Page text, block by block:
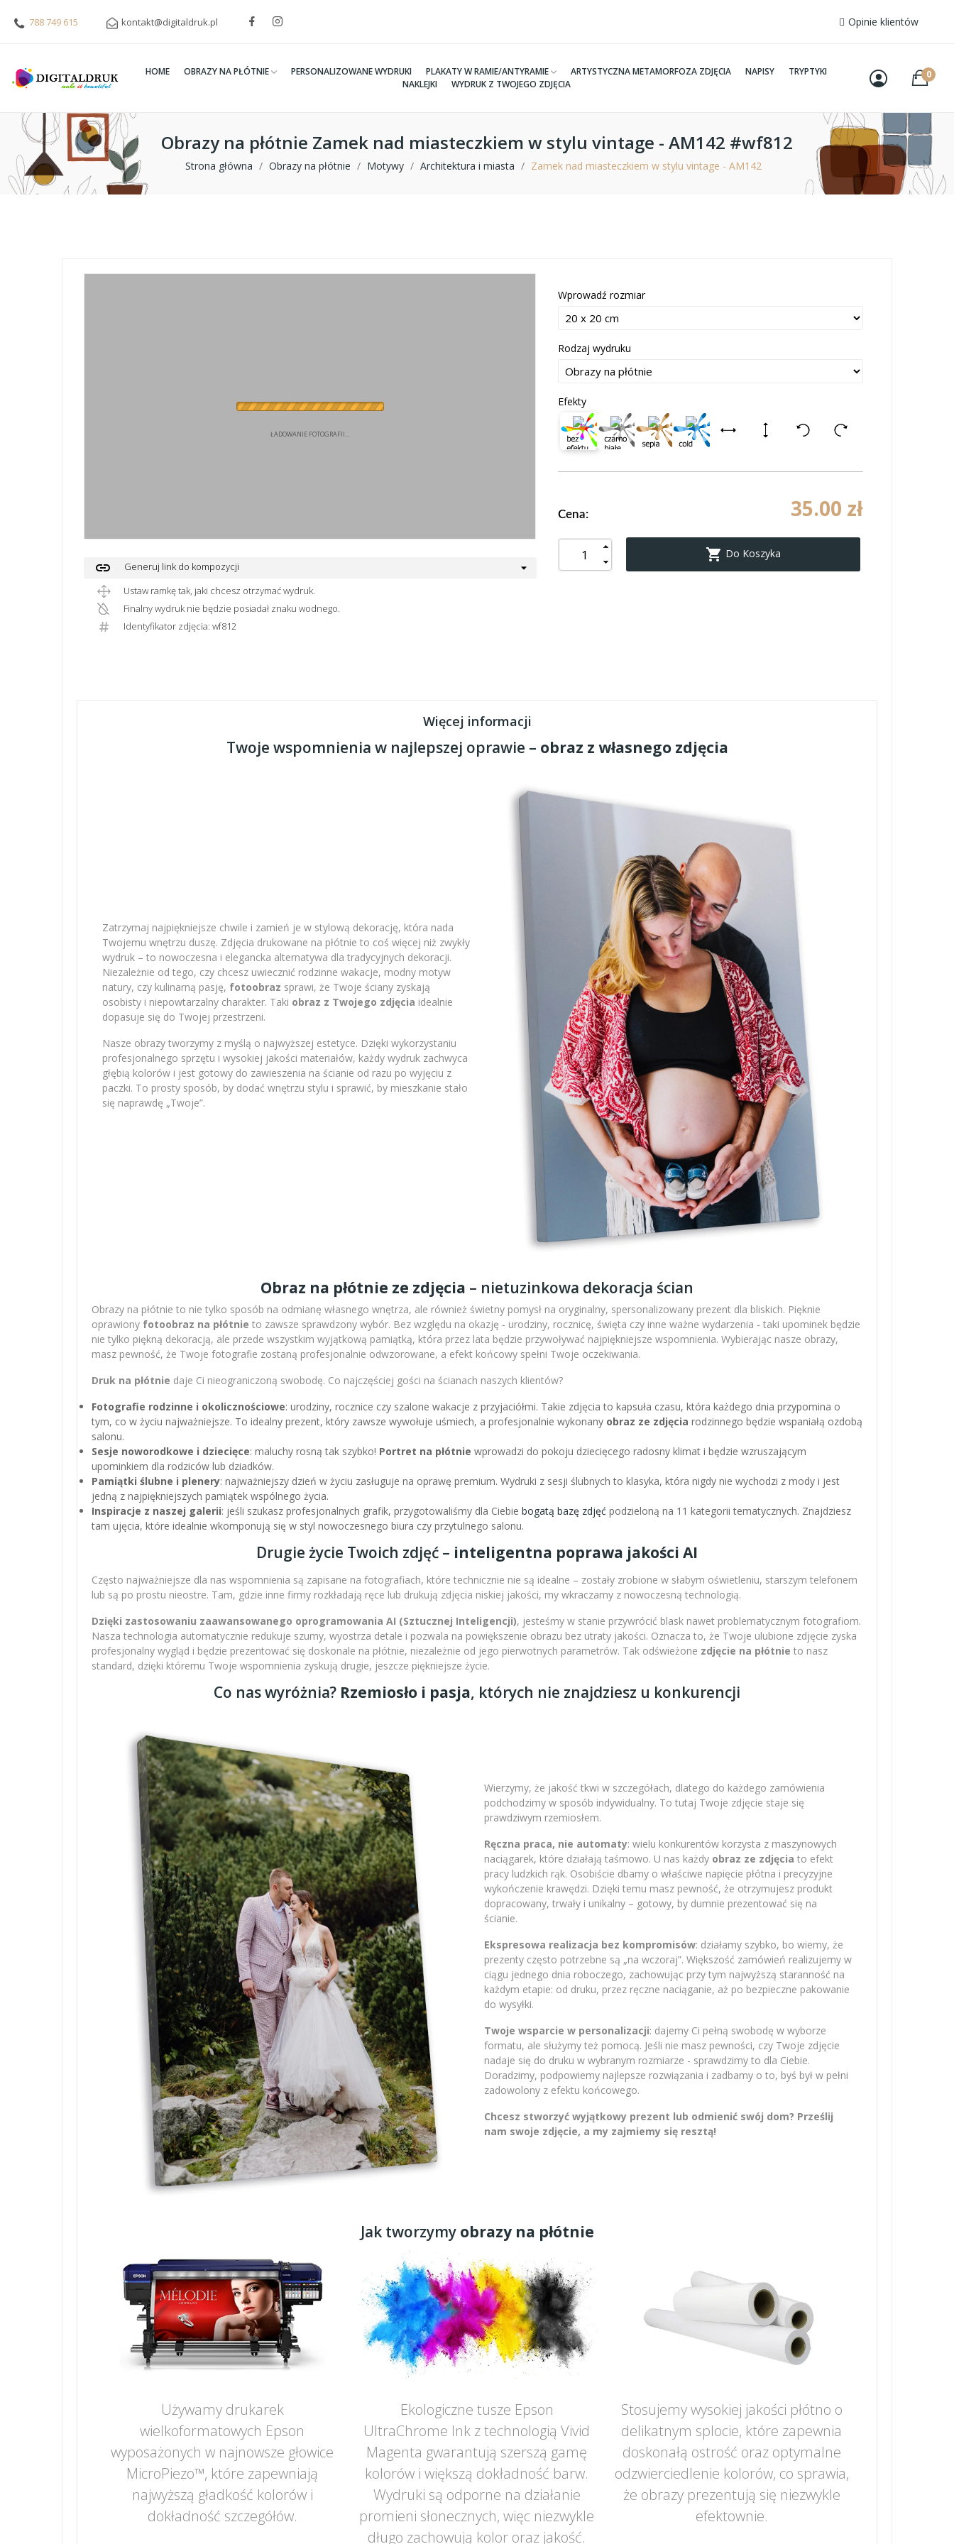
788 749 615 kontakt@digitaldruk.pl Opinie klientów
HOME OBRAZY NA PŁÓTNIE PERSONALIZOWANE WYDRUKI PLAKATY W RAMIE/ANTYRAMIE ARTYSTYCZNA METAMORFOZA ZDJĘCIA NAPISY
TRYPTYKI
NAKLEJKI
WYDRUK Z TWOJEGO ZDJĘCIA
0
Obrazy na płótnie Zamek nad miasteczkiem w stylu vintage - AM142 #wf812
Strona główna Obrazy na płótnie Motywy Architektura i miasta Zamek nad miasteczkiem w stylu vintage - AM142
ŁADOWANIE FOTOGRAFII...
link
Generuj link do kompozycji
Ustaw ramkę tak, jaki chcesz otrzymać wydruk.
Finalny wydruk nie będzie posiadał znaku wodnego.
Identyfikator zdjęcia: wf812
Wprowadź rozmiar
Rodzaj wydruku
Efekty
Cena: 35.00 zł
 Do Koszyka
Więcej informacji
Twoje wspomnienia w najlepszej oprawie – obraz z własnego zdjęcia
Zatrzymaj najpiękniejsze chwile i zamień je w stylową dekorację, która nada
Twojemu wnętrzu duszę. Zdjęcia drukowane na płótnie to coś więcej niż zwykły
wydruk – to nowoczesna i elegancka alternatywa dla tradycyjnych dekoracji.
Niezależnie od tego, czy chcesz uwiecznić rodzinne wakacje, modny motyw
natury, czy kulinarną pasję, fotoobraz sprawi, że Twoje ściany zyskają
osobisty i niepowtarzalny charakter. Taki obraz z Twojego zdjęcia idealnie
dopasuje się do Twojej przestrzeni.
Nasze obrazy tworzymy z myślą o najwyższej estetyce. Dzięki wykorzystaniu
profesjonalnego sprzętu i wysokiej jakości materiałów, każdy wydruk zachwyca
głębią kolorów i jest gotowy do zawieszenia na ścianie od razu po wyjęciu z
paczki. To prosty sposób, by dodać wnętrzu stylu i sprawić, by mieszkanie stało
się naprawdę „Twoje”.
Obraz na płótnie ze zdjęcia – nietuzinkowa dekoracja ścian
Obrazy na płótnie to nie tylko sposób na odmianę własnego wnętrza, ale również świetny pomysł na oryginalny, spersonalizowany prezent dla bliskich. Pięknie
oprawiony fotoobraz na płótnie to zawsze sprawdzony wybór. Bez względu na okazję - urodziny, rocznicę, święta czy inne ważne wydarzenia - taki upominek będzie
nie tylko piękną dekoracją, ale przede wszystkim wyjątkową pamiątką, która przez lata będzie przywoływać najpiękniejsze wspomnienia. Wybierając nasze obrazy,
masz pewność, że Twoje fotografie zostaną profesjonalnie odwzorowane, a efekt końcowy spełni Twoje oczekiwania.
Druk na płótnie daje Ci nieograniczoną swobodę. Co najczęściej gości na ścianach naszych klientów?
Fotografie rodzinne i okolicznościowe: urodziny, rocznice czy szalone wakacje z przyjaciółmi. Takie zdjęcia to kapsuła czasu, która każdego dnia przypomina o
tym, co w życiu najważniejsze. To idealny prezent, który zawsze wywołuje uśmiech, a profesjonalnie wykonany obraz ze zdjęcia rodzinnego będzie wspaniałą ozdobą
salonu.
Sesje noworodkowe i dziecięce: maluchy rosną tak szybko! Portret na płótnie wprowadzi do pokoju dziecięcego radosny klimat i będzie wzruszającym
upominkiem dla rodziców lub dziadków.
Pamiątki ślubne i plenery: najważniejszy dzień w życiu zasługuje na oprawę premium. Wydruki z sesji ślubnych to klasyka, która nigdy nie wychodzi z mody i jest
jedną z najpiękniejszych pamiątek wspólnego życia.
Inspiracje z naszej galerii: jeśli szukasz profesjonalnych grafik, przygotowaliśmy dla Ciebie bogatą bazę zdjęć podzieloną na 11 kategorii tematycznych. Znajdziesz
tam ujęcia, które idealnie wkomponują się w styl nowoczesnego biura czy przytulnego salonu.
Drugie życie Twoich zdjęć – inteligentna poprawa jakości AI
Często najważniejsze dla nas wspomnienia są zapisane na fotografiach, które technicznie nie są idealne – zostały zrobione w słabym oświetleniu, starszym telefonem
lub są po prostu nieostre. Tam, gdzie inne firmy rozkładają ręce lub drukują zdjęcia niskiej jakości, my wkraczamy z nowoczesną technologią.
Dzięki zastosowaniu zaawansowanego oprogramowania AI (Sztucznej Inteligencji), jesteśmy w stanie przywrócić blask nawet problematycznym fotografiom.
Nasza technologia automatycznie redukuje szumy, wyostrza detale i pozwala na powiększenie obrazu bez utraty jakości. Oznacza to, że Twoje ulubione zdjęcie zyska
profesjonalny wygląd i będzie prezentować się doskonale na płótnie, niezależnie od jego pierwotnych parametrów. Tak odświeżone zdjęcie na płótnie to nasz
standard, dzięki któremu Twoje wspomnienia zyskują drugie, jeszcze piękniejsze życie.
Co nas wyróżnia? Rzemiosło i pasja, których nie znajdziesz u konkurencji
Wierzymy, że jakość tkwi w szczegółach, dlatego do każdego zamówienia
podchodzimy w sposób indywidualny. To tutaj Twoje zdjęcie staje się
prawdziwym rzemiosłem.
Ręczna praca, nie automaty: wielu konkurentów korzysta z maszynowych
naciągarek, które działają taśmowo. U nas każdy obraz ze zdjęcia to efekt
pracy ludzkich rąk. Osobiście dbamy o właściwe napięcie płótna i precyzyjne
wykończenie krawędzi. Dzięki temu masz pewność, że otrzymujesz produkt
dopracowany, trwały i unikalny – gotowy, by dumnie prezentować się na
ścianie.
Ekspresowa realizacja bez kompromisów: działamy szybko, bo wiemy, że
prezenty często potrzebne są „na wczoraj”. Większość zamówień realizujemy w
ciągu jednego dnia roboczego, zachowując przy tym najwyższą staranność na
każdym etapie: od druku, przez ręczne naciąganie, aż po bezpieczne pakowanie
do wysyłki.
Twoje wsparcie w personalizacji: dajemy Ci pełną swobodę w wyborze
formatu, ale służymy też pomocą. Jeśli nie masz pewności, czy Twoje zdjęcie
nadaje się do druku w wybranym rozmiarze - sprawdzimy to dla Ciebie.
Doradzimy, podpowiemy najlepsze rozwiązania i zadbamy o to, byś był w pełni
zadowolony z efektu końcowego.
Chcesz stworzyć wyjątkowy prezent lub odmienić swój dom? Prześlij
nam swoje zdjęcie, a my zajmiemy się resztą!
Jak tworzymyobrazy na płótnie
Używamy drukarek
wielkoformatowych Epson
wyposażonych w najnowsze głowice
MicroPiezo™, które zapewniają
najwyższą gładkość kolorów i
dokładność szczegółów.
Ekologiczne tusze Epson
UltraChrome Ink z technologią Vivid
Magenta gwarantują szerszą gamę
kolorów i większą dokładność barw.
Wydruki są odporne na działanie
promieni słonecznych, więc niezwykle
długo zachowują kolor oraz jakość.
Stosujemy wysokiej jakości płótno o
delikatnym splocie, które zapewnia
doskonałą ostrość oraz optymalne
odzwierciedlenie kolorów, co sprawia,
że obrazy prezentują się niezwykle
efektownie.